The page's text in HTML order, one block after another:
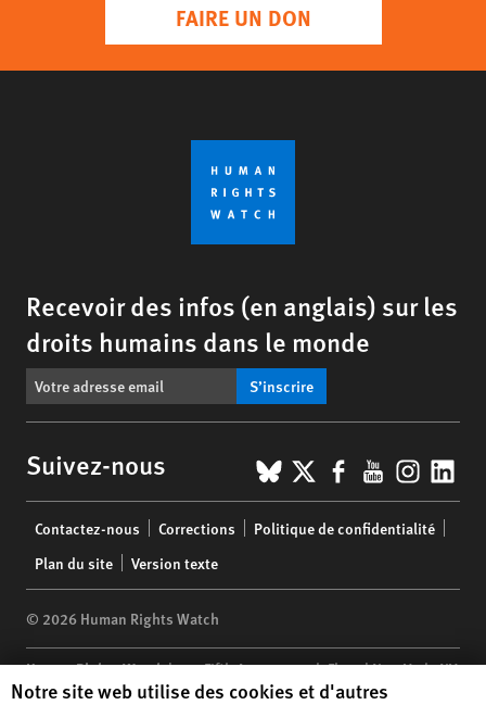
FAIRE UN DON
Recevoir des infos (en anglais) sur les
droits humains dans le monde
S’inscrire
Suivez-nous BlueSky
X Facebook
YouTube
menu
Contactez-nous Corrections
Politique de confidentialité
Plan du site
Version texte
© 2026 Human Rights Watch
Human Rights Watch| 350 Fifth Avenue, 34th Floor | New York,NY
10118-3299USA |t1.212.290.4700
Human Rights Watch cookie preferences
Notre site web utilise des cookies et d'autres